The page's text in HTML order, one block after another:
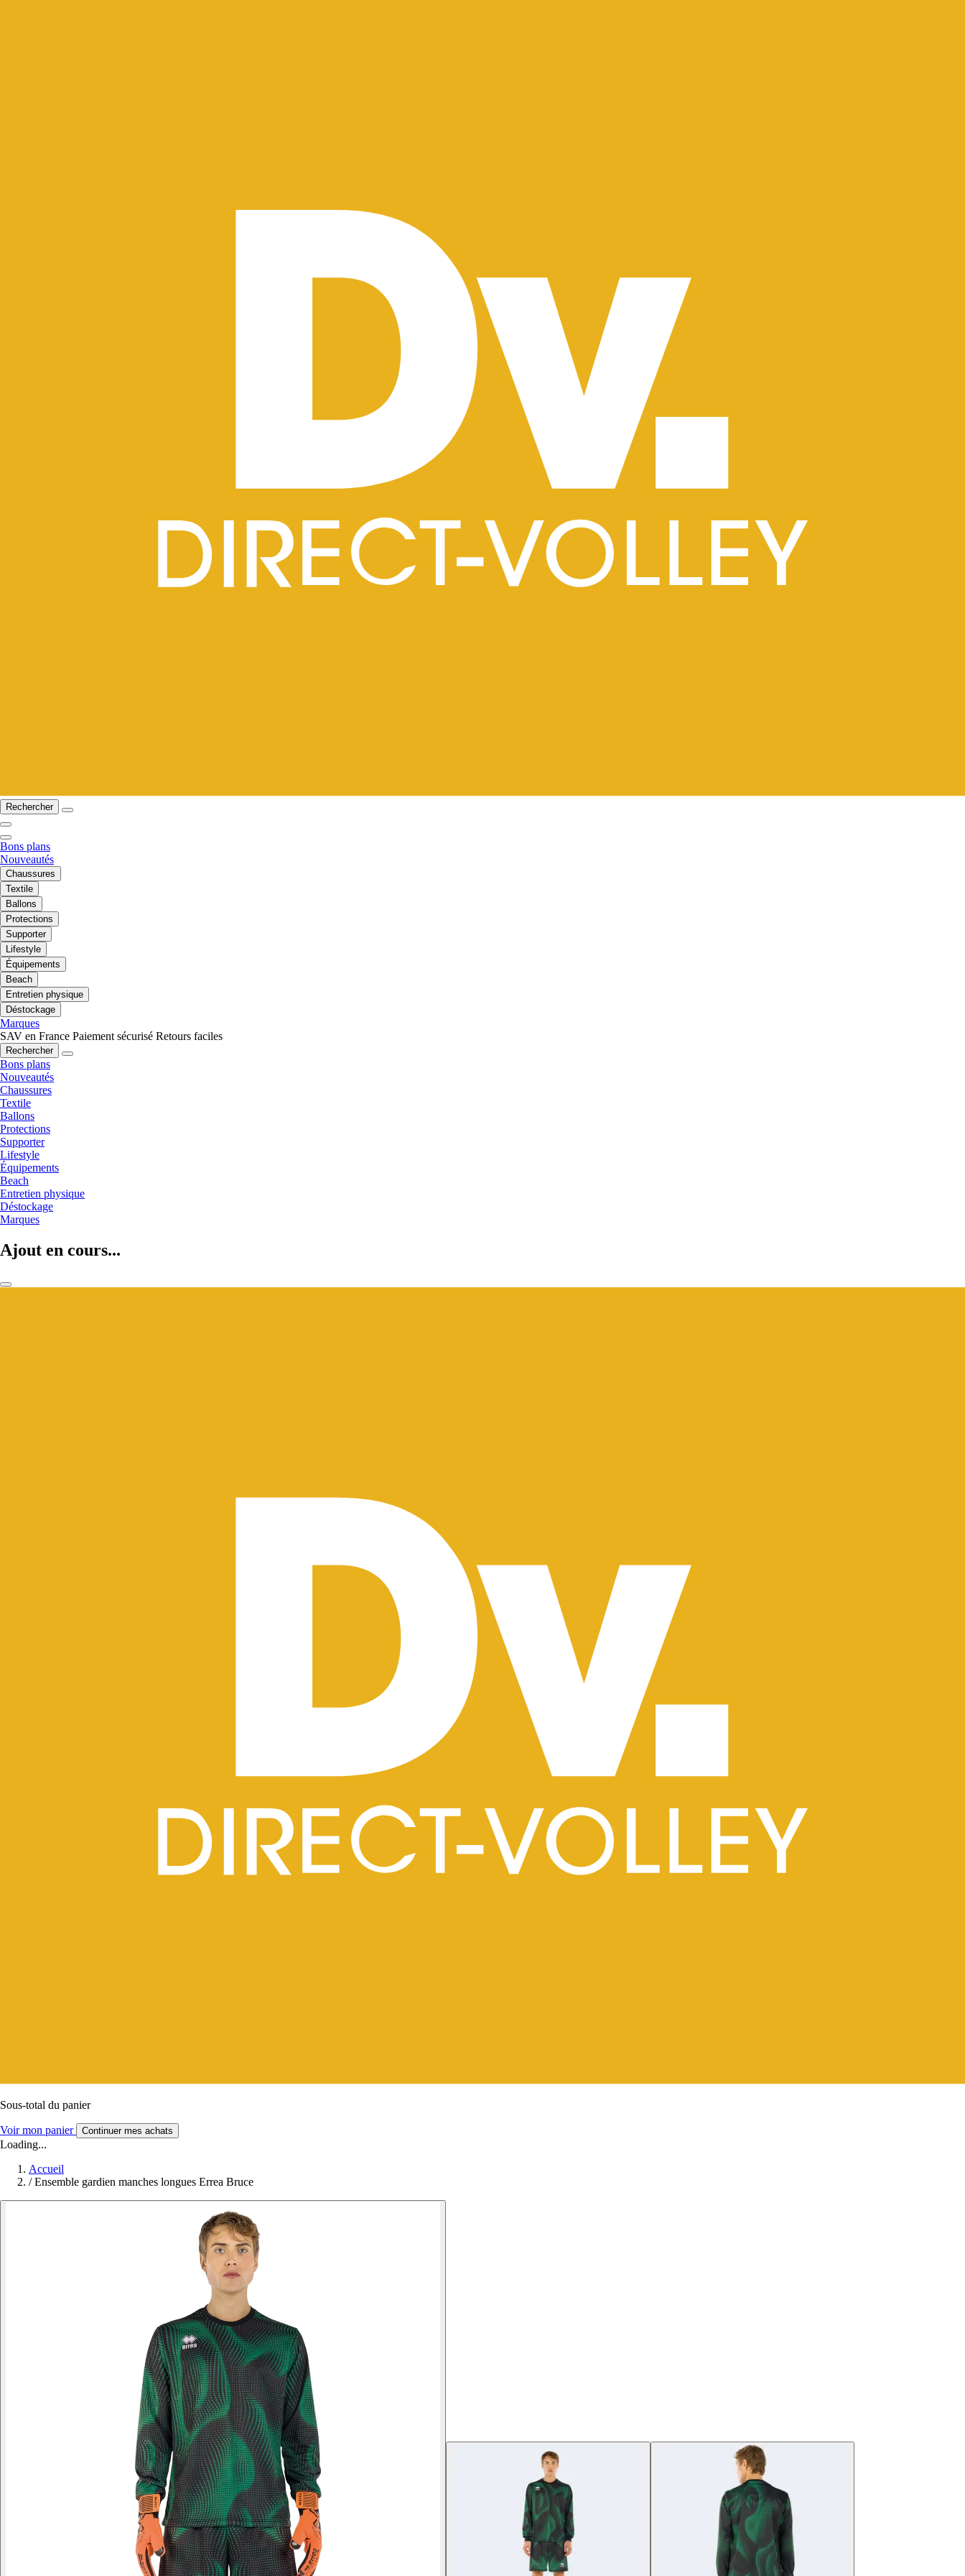
Rechercher
Bons plans
Nouveautés
Chaussures
Textile
Ballons
Protections
Supporter
Lifestyle
Équipements
Beach
Entretien physique
Déstockage
Marques
SAV en France Paiement sécurisé Retours faciles
Rechercher
Bons plans
Nouveautés
Chaussures
Textile
Ballons
Protections
Supporter
Lifestyle
Équipements
Beach
Entretien physique
Déstockage
Marques
Ajout en cours...
Sous-total du panier
Voir mon panier Continuer mes achats
Loading...
Accueil
/ Ensemble gardien manches longues Errea Bruce